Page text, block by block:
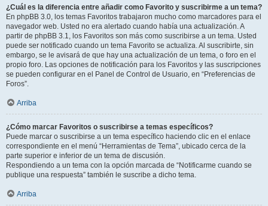
¿Cuál es la diferencia entre añadir como Favorito y suscribirme a un tema?
En phpBB 3.0, los temas Favoritos trabajaron mucho como marcadores para el
navegador web. Usted no era alertado cuando había una actualización. A
partir de phpBB 3.1, los Favoritos son más como suscribirse a un tema. Usted
puede ser notificado cuando un tema Favorito se actualiza. Al suscribirte, sin
embargo, se le avisará de que hay una actualización de un tema, o foro en el
propio foro. Las opciones de notificación para los Favoritos y las suscripciones
se pueden configurar en el Panel de Control de Usuario, en “Preferencias de
Foros”.
Arriba
¿Cómo marcar Favoritos o suscribirse a temas específicos?
Puede marcar o suscribirse a un tema específico haciendo clic en el enlace
correspondiente en el menú “Herramientas de Tema”, ubicado cerca de la
parte superior e inferior de un tema de discusión.
Respondiendo a un tema con la opción marcada de “Notificarme cuando se
publique una respuesta” también le suscribe a dicho tema.
Arriba